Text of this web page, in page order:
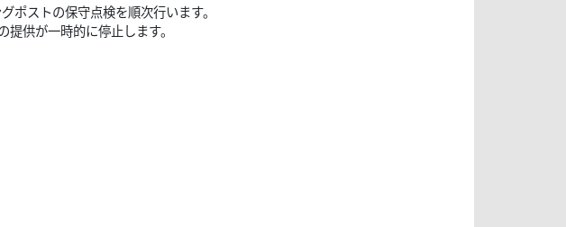
ポストの保守点検を順次行います。
供が一時的に停止します。